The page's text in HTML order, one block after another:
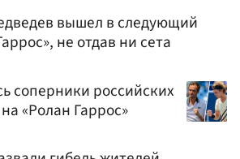
вышел в следующий
не отдав ни сета
соперники российских
«Ролан Гаррос»